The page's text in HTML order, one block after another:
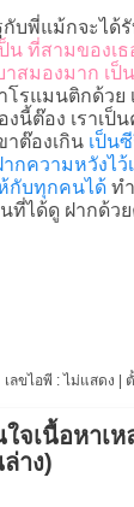
บพี่แม้กจะได้
น ที่สามของเธ
าสมองมาก เ
โรแมนติกด้วย
งนี้ต๊อง เราเ
าต๊องเกิน เป็น
กความหวังไว้
กับทุกคนได้ท
ที่ได้ดู ฝากด้ว
เลขไอพี : ไม่แสดง |
เนื้อหาเห
าง)